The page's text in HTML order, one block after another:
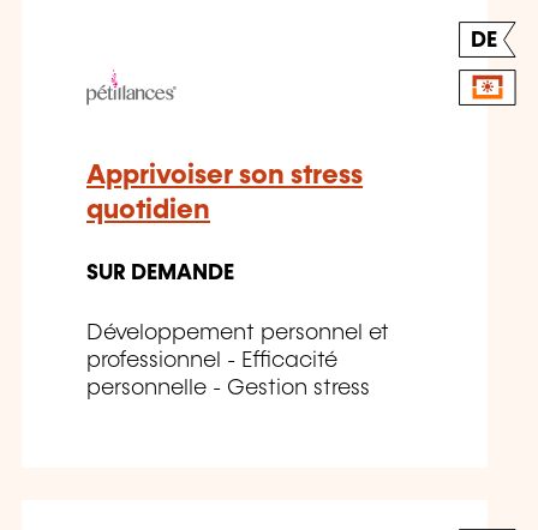
DE
Apprivoiser son stress
quotidien
SUR DEMANDE
Développement personnel et
professionnel - Efficacité
personnelle - Gestion stress